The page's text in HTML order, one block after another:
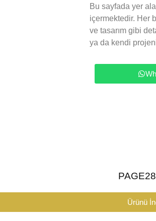
Bu sayfada yer
içermektedir. Her
ve tasarım gibi
ya da kendi
Ürünü